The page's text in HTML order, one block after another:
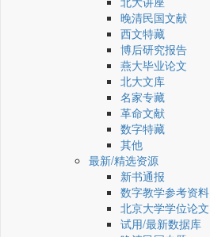
晚清民国文献
西文特藏
博后研究报告
燕大毕业论文
北大文库
名家专藏
革命文献
数字特藏
其他
最新/精选资源
新书通报
数字教学参考资料
北京大学学位论文
试用/最新数据库